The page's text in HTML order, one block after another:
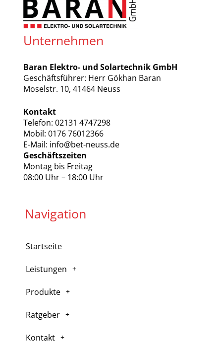
Unternehmen
Baran Elektro- und Solartechnik GmbH
Geschäftsführer: Herr Gökhan Baran
Moselstr. 10, 41464 Neuss
Kontakt
Telefon: 02131 4747298
Mobil: 0176 76012366
E-Mail: info@bet-neuss.de
Geschäftszeiten
Montag bis Freitag
08:00 Uhr – 18:00 Uhr
Navigation
Startseite
Leistungen
Produkte
Ratgeber
Kontakt